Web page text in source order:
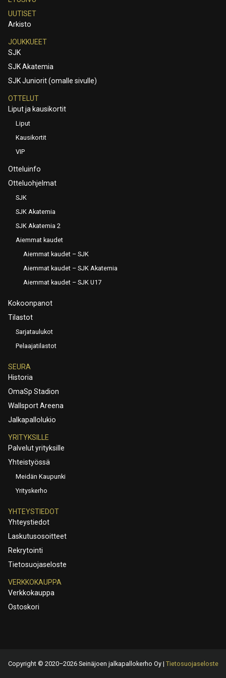
UUTISET
Arkisto
JOUKKUEET
SJK
SJK Akatemia
SJK Juniorit (omalle sivulle)
OTTELUT
Liput ja kausikortit
Liput
Kausikortit
VIP
Otteluinfo
Otteluohjelmat
SJK
SJK Akatemia
SJK Akatemia 2
Aiemmat kaudet
Aiemmat kaudet – SJK
Aiemmat kaudet – SJK Akatemia
Aiemmat kaudet – SJK U17
Kokoonpanot
Tilastot
Sarjataulukot
Pelaajatilastot
SEURA
Historia
OmaSp Stadion
Wallsport Areena
Jalkapallolukio
YRITYKSILLE
Palvelut yrityksille
Yhteistyössä
Meidän Kaupunki
Yrityskerho
YHTEYSTIEDOT
Yhteystiedot
Laskutusosoitteet
Rekrytointi
Tietosuojaseloste
VERKKOKAUPPA
Verkkokauppa
Ostoskori
Copyright © 2020–2026 Seinäjoen jalkapallokerho Oy | Tietosuojaseloste